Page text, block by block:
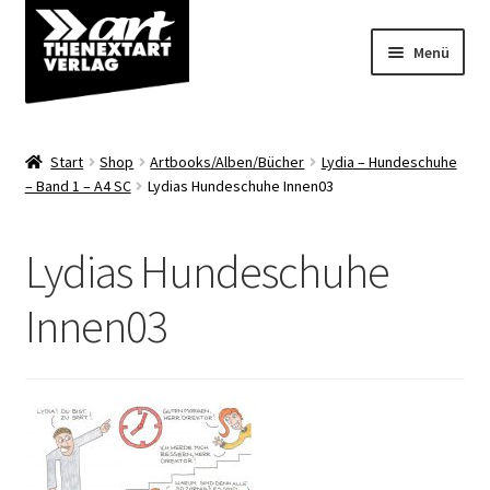
Zur
Navigation
springen
Zum
Inhalt
springen
Menü
Shop
Start Shop Artbooks/Alben/Bücher
Lydia – Hundeschuhe
– Band 1 – A4 SC
Lydias Hundeschuhe Innen03
Lydias Hundeschuhe
Innen03